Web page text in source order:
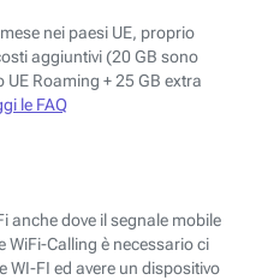
nei paesi UE, proprio
aggiuntivi (20 GB sono
Roaming + 25 GB extra
le FAQ
anche dove il segnale mobile
WiFi-Calling è necessario ci
WI-FI ed avere un dispositivo